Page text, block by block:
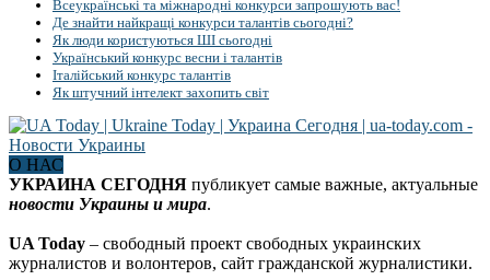
Всеукраїнські та міжнародні конкурси запрошують вас!
Де знайти найкращі конкурси талантів сьогодні?
Як люди користуються ШІ сьогодні
Український конкурс весни і талантів
Італійський конкурс талантів
Як штучний інтелект захопить світ
О НАС
УКРАИНА СЕГОДНЯ публикует самые важные, актуальные
новости Украины и мира.
UA Today – свободный проект свободных украинских
журналистов и волонтеров, сайт гражданской журналистики.